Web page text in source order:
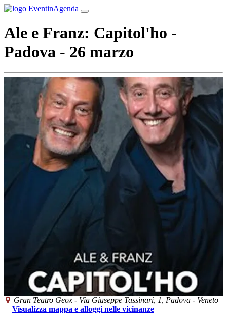
Ale e Franz: Capitol'ho -
Padova - 26 marzo
Gran Teatro Geox - Via Giuseppe Tassinari, 1, Padova - Veneto
Visualizza mappa e alloggi nelle vicinanze